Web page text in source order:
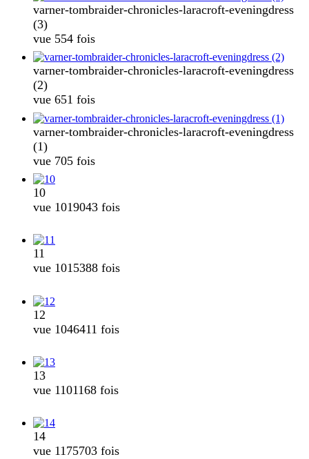
varner-tombraider-chronicles-laracroft-eveningdress
(3)
vue 554 fois
varner-tombraider-chronicles-laracroft-eveningdress
(2)
vue 651 fois
varner-tombraider-chronicles-laracroft-eveningdress
(1)
vue 705 fois
10
vue 1019043 fois
11
vue 1015388 fois
12
vue 1046411 fois
13
vue 1101168 fois
14
vue 1175703 fois